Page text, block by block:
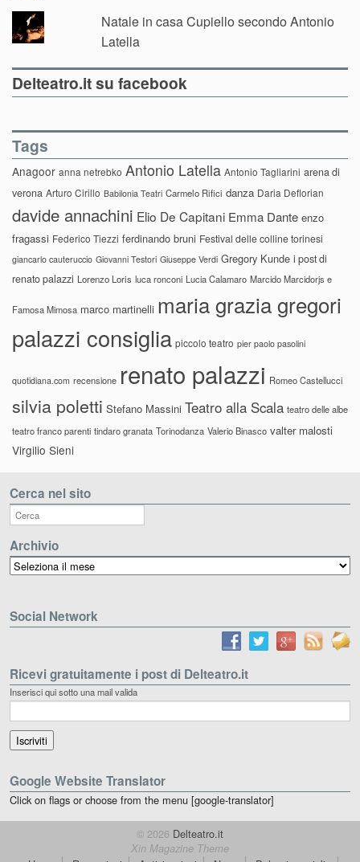
Natale in casa Cupiello secondo Antonio
Latella
Delteatro.it su facebook
Tags
Anagoor anna netrebko Antonio Latella Antonio Tagliarini arena di
verona Arturo Cirillo Babilonia Teatri Carmelo Rifici danza Daria Deflorian
davide annachini Elio De Capitani Emma Dante enzo
fragassi Federico Tiezzi ferdinando bruni Festival delle colline torinesi
giancarlo cauteruccio Giovanni Testori Giuseppe Verdi Gregory Kunde i post di
renato palazzi Lorenzo Loris luca ronconi Lucia Calamaro Marcido Marcidorjs e
Famosa Mimosa marco martinelli maria grazia gregori
palazzi consiglia piccolo teatro pier paolo pasolini
quotidiana.com recensione renato palazzi Romeo Castellucci
silvia poletti Stefano Massini Teatro alla Scala teatro delle albe
teatro franco parenti tindaro granata Torinodanza Valerio Binasco valter malosti
Virgilio Sieni
Cerca nel sito
Archivio
Archivio
Social Network
Ricevi gratuitamente i post di Delteatro.it
Inserisci qui sotto una mail valida
Google Website Translator
Click on flags or choose from the menu [google-translator]
© 2026 Delteatro.it
Xin Magazine Theme